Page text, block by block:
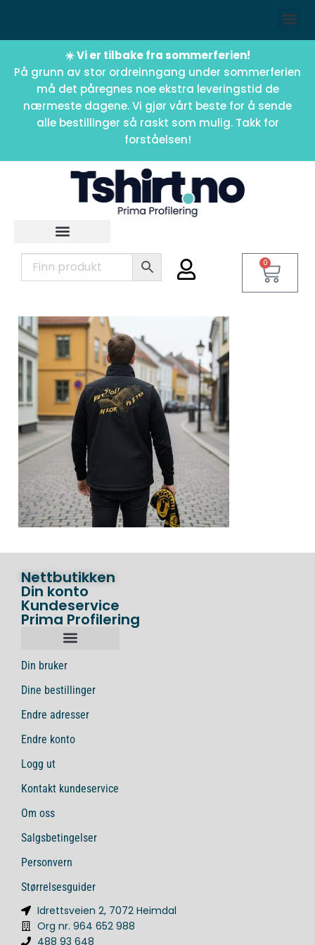
☀️ Vi er tilbake fra sommerferien!
På grunn av stor ordreinngang under sommerferien
må det påregnes noe ekstra leveringstid de
nærmeste dagene. Vi gjør vårt beste for å sende
alle bestillinger så raskt som mulig. Takk for
forståelsen!
0
Nettbutikken
Din konto
Kundeservice
Prima Profilering
Din bruker
Dine bestillinger
Endre adresser
Endre konto
Logg ut
Kontakt kundeservice
Om oss
Salgsbetingelser
Personvern
Størrelsesguider
Idrettsveien 2, 7072 Heimdal
Org nr. 964 652 988
488 93 648